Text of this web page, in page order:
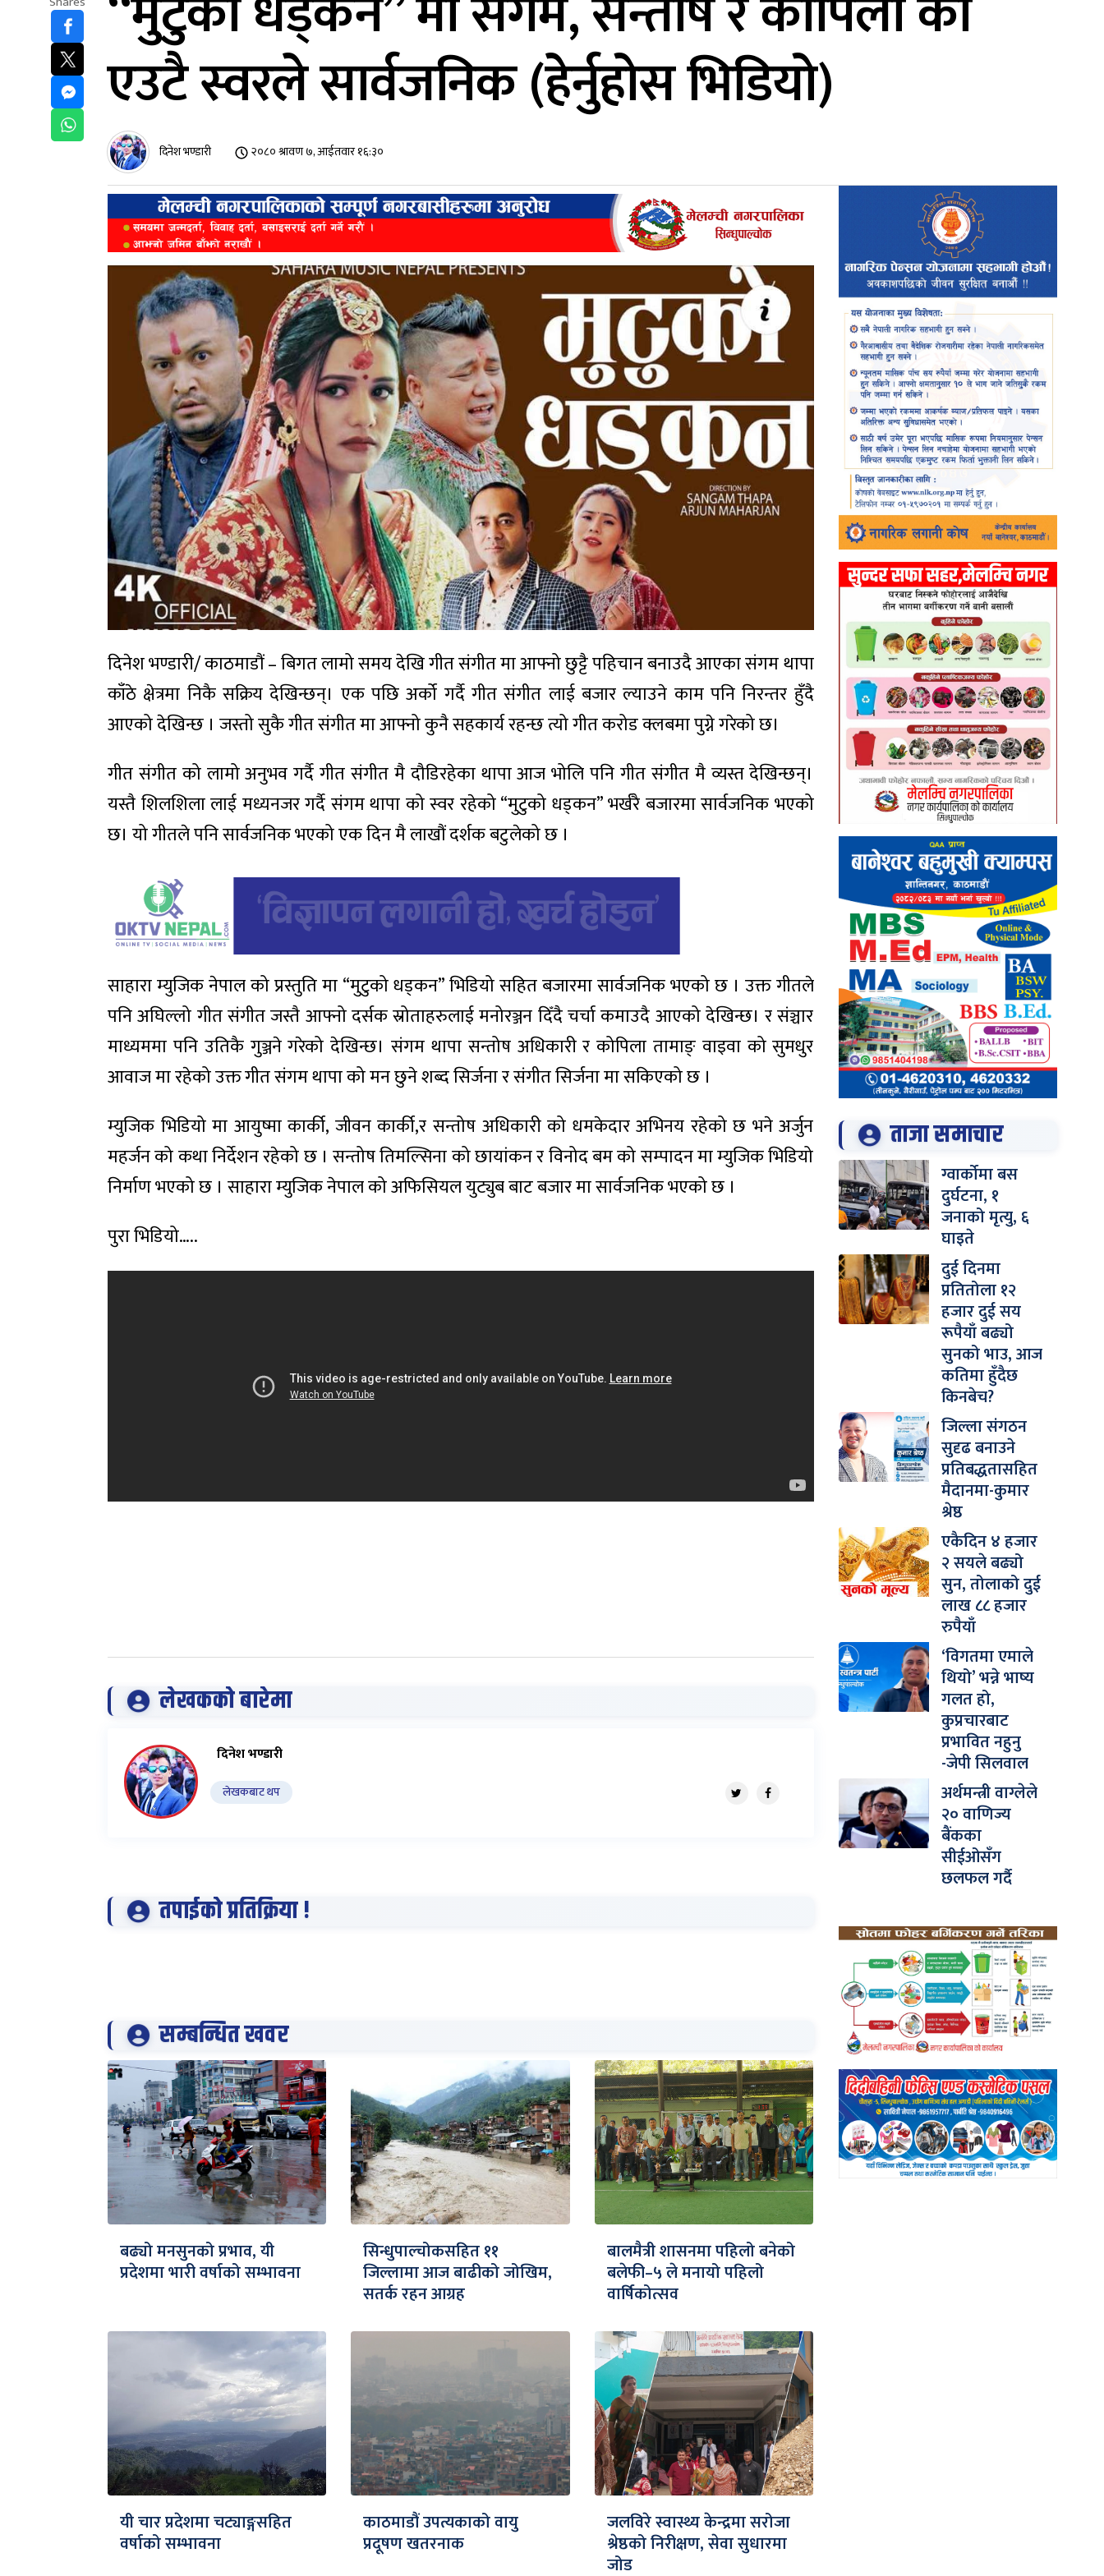
एउटै स्वरले सार्वजनिक (हेर्नुहोस भिडियो)
दिनेश भण्डारी २०८० श्रावण ७, आईतवार १६:३०
दिनेश भण्डारी/ काठमाडौं – बिगत लामो समय देखि गीत संगीत मा आफ्नो छुट्टै पहिचान बनाउदै आएका संगम थापा
काँठे क्षेत्रमा निकै सक्रिय देखिन्छन्। एक पछि अर्को गर्दै गीत संगीत लाई बजार ल्याउने काम पनि निरन्तर हुँदै
आएको देखिन्छ । जस्तो सुकै गीत संगीत मा आफ्नो कुनै सहकार्य रहन्छ त्यो गीत करोड क्लबमा पुग्ने गरेको छ।
गीत संगीत को लामो अनुभव गर्दै गीत संगीत मै दौडिरहेका थापा आज भोलि पनि गीत संगीत मै व्यस्त देखिन्छन्।
यस्तै शिलशिला लाई मध्यनजर गर्दै संगम थापा को स्वर रहेको “मुटुको धड्कन” भर्खरै बजारमा सार्वजनिक भएको
छ। यो गीतले पनि सार्वजनिक भएको एक दिन मै लाखौं दर्शक बटुलेको छ ।
साहारा म्युजिक नेपाल को प्रस्तुति मा “मुटुको धड्कन” भिडियो सहित बजारमा सार्वजनिक भएको छ । उक्त गीतले
पनि अघिल्लो गीत संगीत जस्तै आफ्नो दर्सक स्रोताहरुलाई मनोरञ्जन दिँदै चर्चा कमाउदै आएको देखिन्छ। र संञ्चार
माध्यममा पनि उतिकै गुञ्जने गरेको देखिन्छ। संगम थापा सन्तोष अधिकारी र कोपिला तामाङ् वाइवा को सुमधुर
आवाज मा रहेको उक्त गीत संगम थापा को मन छुने शब्द सिर्जना र संगीत सिर्जना मा सकिएको छ ।
म्युजिक भिडियो मा आयुष्मा कार्की, जीवन कार्की,र सन्तोष अधिकारी को धमकेदार अभिनय रहेको छ भने अर्जुन
महर्जन को कथा निर्देशन रहेको छ । सन्तोष तिमल्सिना को छायांकन र विनोद बम को सम्पादन मा म्युजिक भिडियो
निर्माण भएको छ । साहारा म्युजिक नेपाल को अफिसियल युट्युब बाट बजार मा सार्वजनिक भएको छ ।
पुरा भिडियो…..
लेखकको बारेमा
दिनेश भण्डारी
लेखकबाट थप
तपाईको प्रतिक्रिया !
सम्बन्धित खवर
बढ्यो मनसुनको प्रभाव, यी
प्रदेशमा भारी वर्षाको सम्भावना
सिन्धुपाल्चोकसहित ११
जिल्लामा आज बाढीको जोखिम,
सतर्क रहन आग्रह
बालमैत्री शासनमा पहिलो बनेको
बलेफी–५ ले मनायो पहिलो
वार्षिकोत्सव
यी चार प्रदेशमा चट्याङ्गसहित
वर्षाको सम्भावना
काठमाडौं उपत्यकाको वायु
प्रदूषण खतरनाक
जलविरे स्वास्थ्य केन्द्रमा सरोजा
श्रेष्ठको निरीक्षण, सेवा सुधारमा
जोड
ताजा समाचार
ग्वार्कोमा बस
दुर्घटना, १
जनाको मृत्यु, ६
घाइते
दुई दिनमा
प्रतितोला १२
हजार दुई सय
रूपैयाँ बढ्यो
सुनको भाउ, आज
कतिमा हुँदैछ
किनबेच?
जिल्ला संगठन
सुदृढ बनाउने
प्रतिबद्धतासहित
मैदानमा-कुमार
श्रेष्ठ
एकैदिन ४ हजार
२ सयले बढ्यो
सुन, तोलाको दुई
लाख ८८ हजार
रुपैयाँ
‘विगतमा एमाले
थियो’ भन्ने भाष्य
गलत हो,
कुप्रचारबाट
प्रभावित नहुनु
-जेपी सिलवाल
अर्थमन्त्री वाग्लेले
२० वाणिज्य
बैंकका
सीईओसँग
छलफल गर्दै